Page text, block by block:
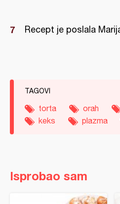
Recept je poslala
TAGOVI
torta orah
keks
plazma
Isprobao sam